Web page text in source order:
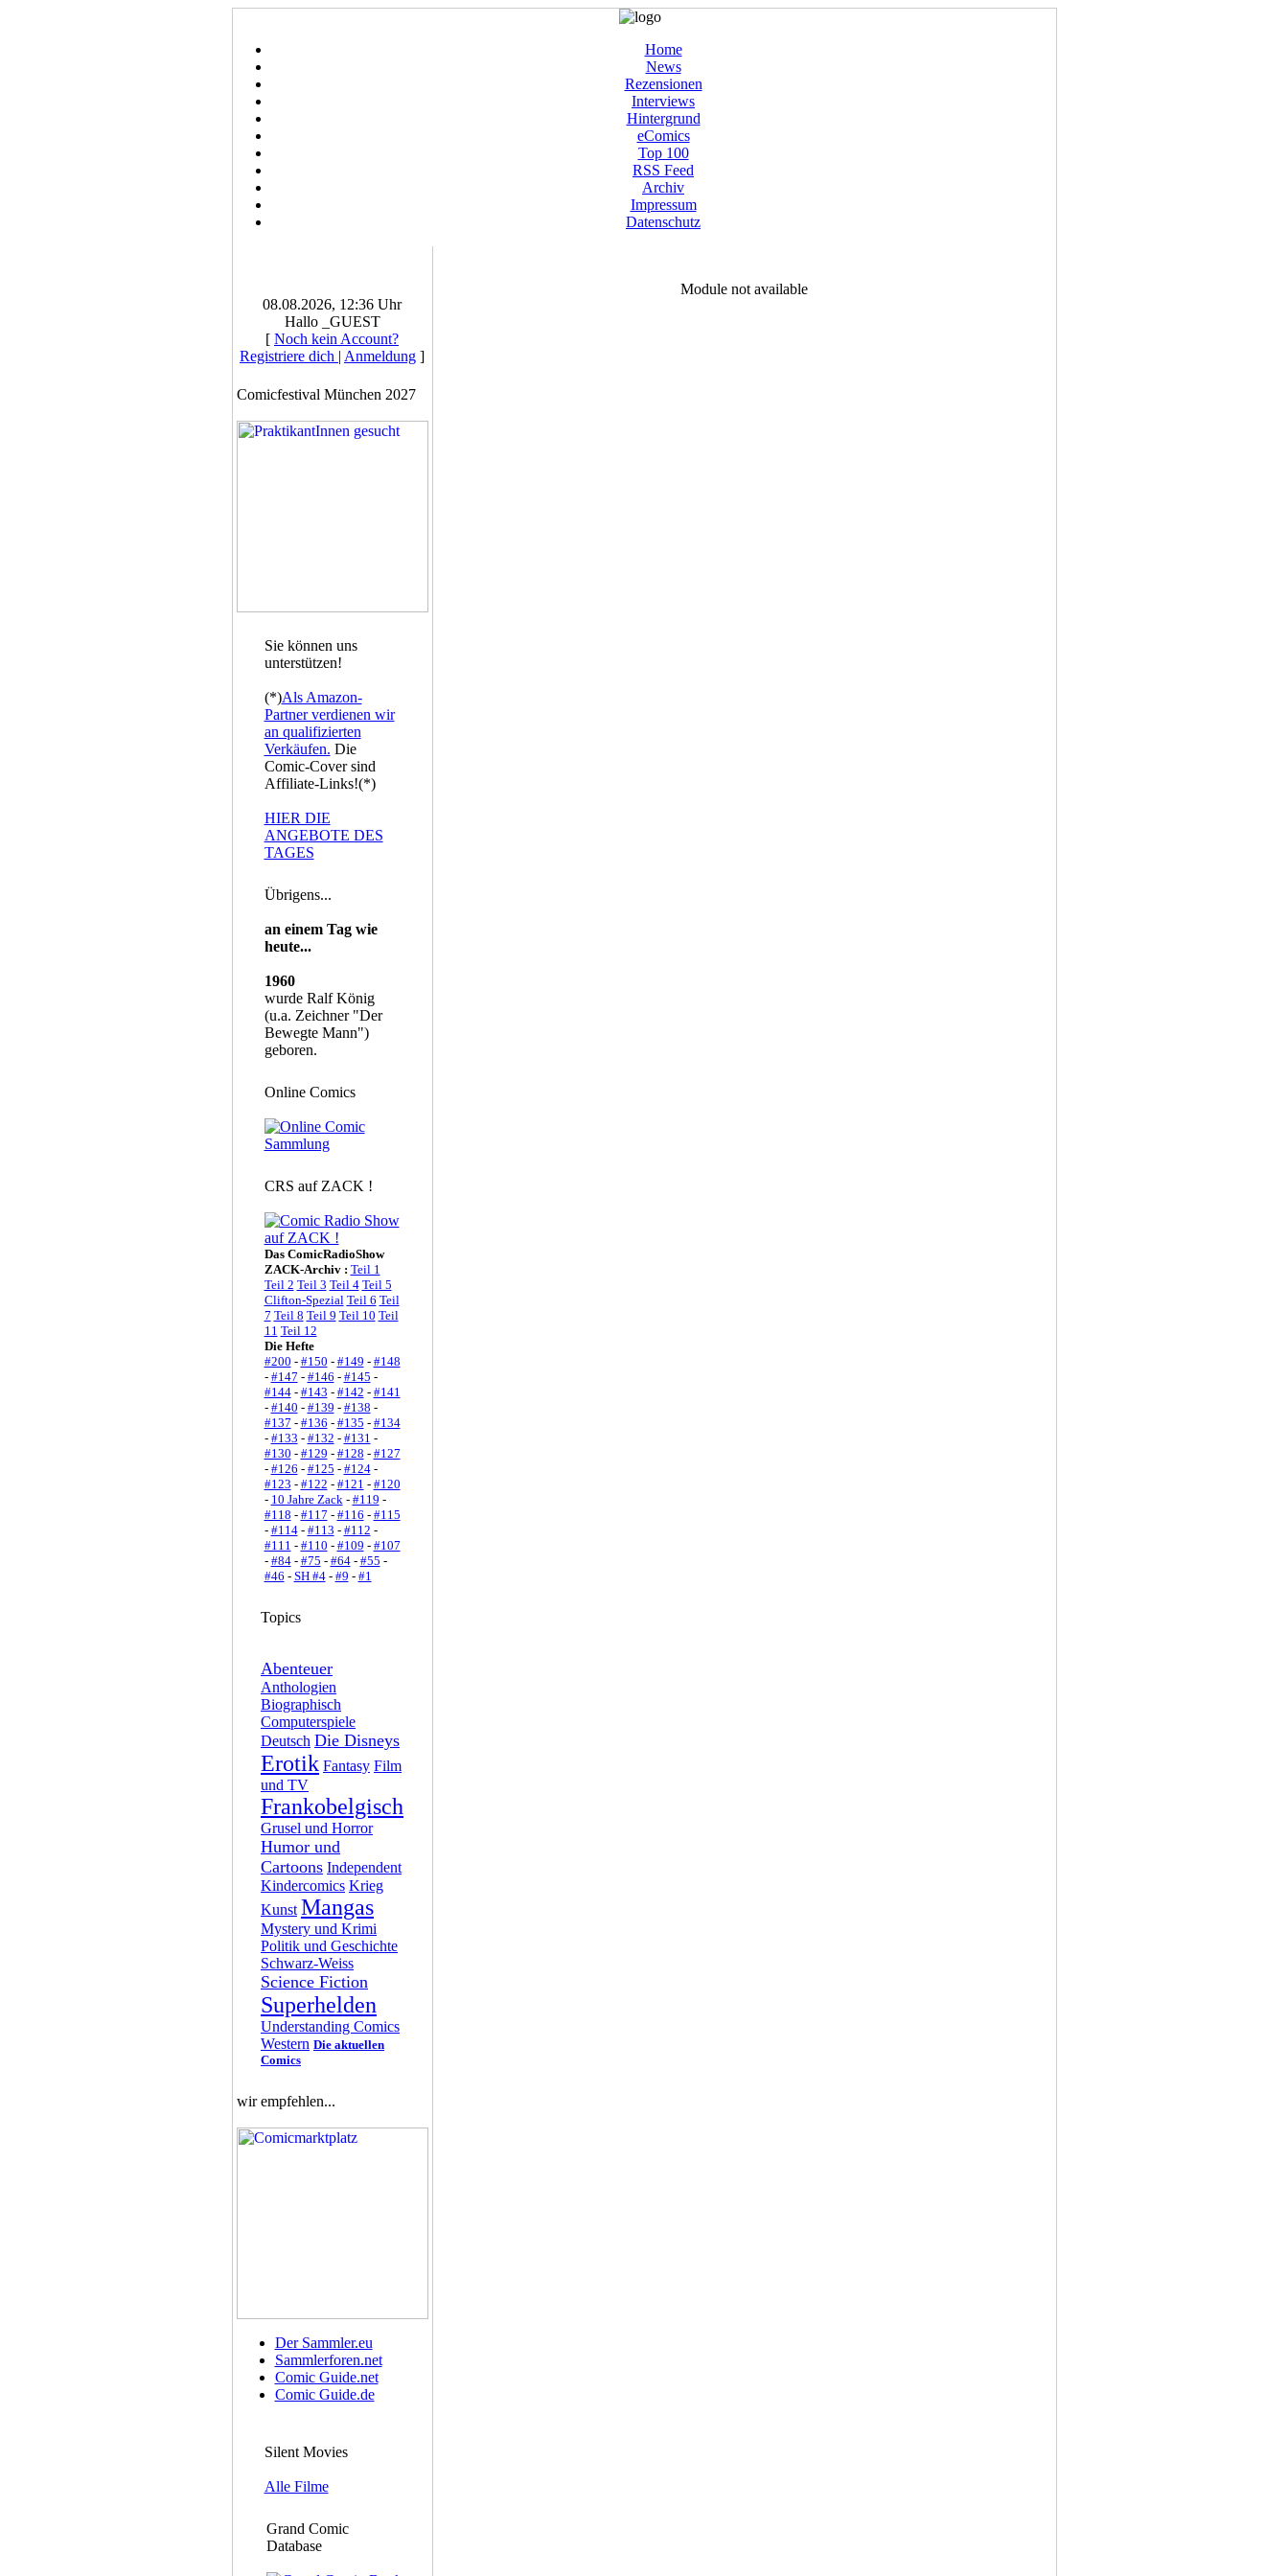
Home
News
Rezensionen
Interviews
Hintergrund
eComics
Top 100
RSS Feed
Archiv
Impressum
Datenschutz
08.08.2026, 12:36 Uhr
Hallo _GUEST
[ Noch kein Account?
Registriere dich | Anmeldung ]
Comicfestival München 2027
Sie können uns
unterstützen!
(*)Als Amazon-
Partner verdienen wir
an qualifizierten
Verkäufen. Die
Comic-Cover sind
Affiliate-Links!(*)
HIER DIE
ANGEBOTE DES
TAGES
Übrigens...
an einem Tag wie
heute...
1960
wurde Ralf König
(u.a. Zeichner "Der
Bewegte Mann")
geboren.
Online Comics
CRS auf ZACK !
Das ComicRadioShow
ZACK-Archiv : Teil 1
Teil 2 Teil 3 Teil 4 Teil 5
Clifton-Spezial Teil 6 Teil
7 Teil 8 Teil 9 Teil 10 Teil
11 Teil 12
Die Hefte
#200 - #150 - #149 - #148
- #147 - #146 - #145 -
#144- #143 - #142 - #141
- #140 - #139 - #138 -
#137 - #136 - #135 - #134
- #133 - #132 - #131 -
#130 - #129 - #128 - #127
- #126 - #125 - #124-
#123 - #122 - #121 - #120
- 10 Jahre Zack- #119 -
#118 - #117 - #116 - #115
- #114- #113 - #112 -
#111 - #110 - #109 - #107
- #84- #75 - #64- #55 -
#46 - SH #4- #9 - #1
Topics
Abenteuer
Anthologien
Biographisch
Computerspiele
Deutsch Die Disneys
Erotik Fantasy Film
und TV
Frankobelgisch
Grusel und Horror
Humor und
Cartoons Independent
Kindercomics Krieg
Kunst Mangas
Mystery und Krimi
Politik und Geschichte
Schwarz-Weiss
Science Fiction
Superhelden
Understanding Comics
Western Die aktuellen
Comics
wir empfehlen...
Der Sammler.eu
Sammlerforen.net
Comic Guide.net
Comic Guide.de
Silent Movies
Alle Filme
Grand Comic
Database
Module not available